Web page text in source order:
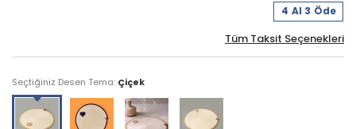
4 Al 3 Öde
Tüm Taksit Seçenekleri
Seçtiğiniz Desen Tema: Çiçek